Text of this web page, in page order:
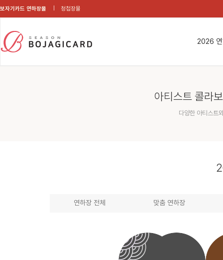
보자기카드 연하장몰 청첩장몰
2026
아티스트 콜라
다양한 아티스트
연하장 전체 맞춤 연하장